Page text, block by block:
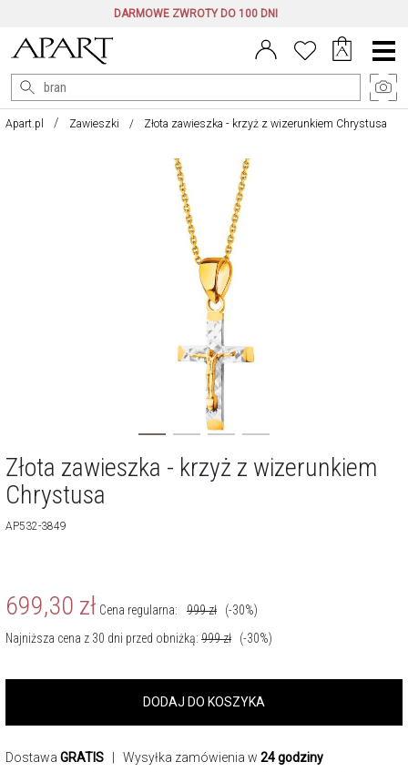
DARMOWE ZWROTY DO 100 DNI
Menu
główne
Apart.pl Zawieszki Złota zawieszka - krzyż z wizerunkiem Chrystusa
Złota zawieszka - krzyż z wizerunkiem
Chrystusa
AP532-3849
699,30 zł Cena regularna: 999zł
(-30%)
Najniższa cena z 30 dni przed obniżką: 999zł (-30%)
DODAJ DO KOSZYKA
Dostawa GRATIS | Wysyłka zamówienia w 24 godziny